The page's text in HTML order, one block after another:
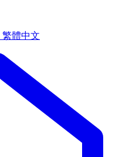
繁體中文